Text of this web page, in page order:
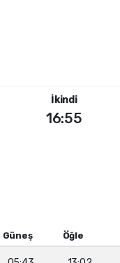
İkindi
16:55
Güneş Öğle